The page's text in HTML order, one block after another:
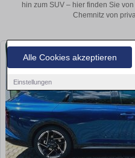
Alle Cookies akzeptieren
Einstellungen
hin zum SUV – hier finden Sie
Chemnitz von